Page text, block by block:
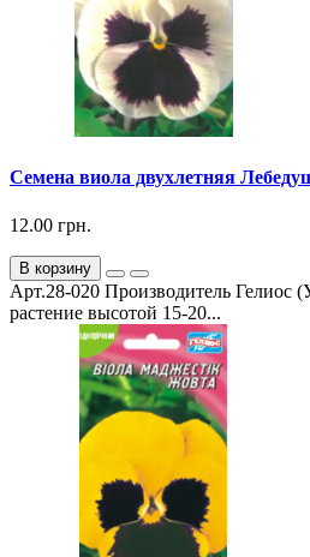
Семена виола двухлетняя
12.00 грн.
В корзину
Арт.28-020 Производитель Гелиос
растение высотой 15-20...